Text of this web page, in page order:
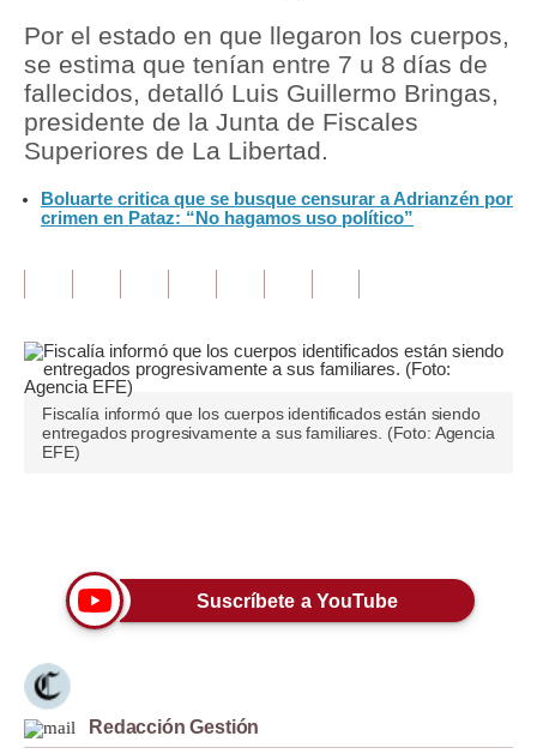
Política
Tu Dinero
Finanzas Personales
Inmobiliarias
Opinión
Editorial
Pregunta de hoy
Blogs
Viajes
Estilos
Mundo
Por el estado en que llegaron los cuerpos,
se estima que tenían entre 7 u 8 días de
fallecidos, detalló Luis Guillermo Bringas,
presidente de la Junta de Fiscales
Superiores de La Libertad.
Boluarte critica que se busque censurar a Adrianzén por
crimen en Pataz: “No hagamos uso político”
Fiscalía informó que los cuerpos identificados están siendo
entregados progresivamente a sus familiares. (Foto: Agencia
EFE)
Suscríbete a YouTube
Redacción Gestión